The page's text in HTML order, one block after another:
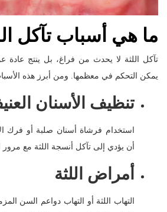
ما هي أسباب تآكل
تآكل اللثة لا يحدث من فراغ، بل ينتج عادة
يمكن التحكم في معظمها. ومن أبرز هذه
تنظيف الأسنان
استخدام فرشاة أسنان صلبة أو فرك
أن يؤدي إلى تآكل أنسجة اللثة مع مرور
أمراض اللثة
التهاب اللثة أو التهاب دواعم السن